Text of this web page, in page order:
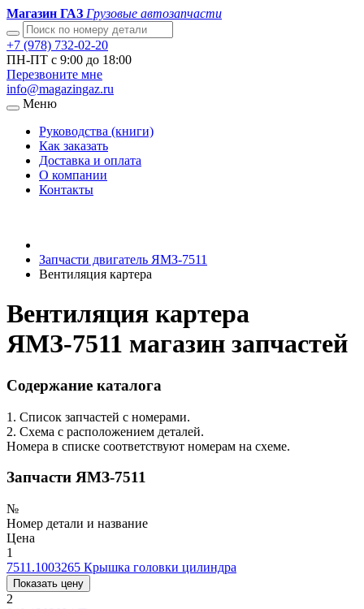
Магазин ГАЗ Грузовые автозапчасти
+7 (978) 732-02-20
ПН-ПТ с 9:00 до 18:00
Перезвоните мне
info@magazingaz.ru
Меню
Руководства (книги)
Как заказать
Доставка и оплата
О компании
Контакты
Запчасти двигатель ЯМЗ-7511
Вентиляция картера
Вентиляция картера
ЯМЗ-7511 магазин запчастей
Содержание каталога
1. Список запчастей с номерами.
2. Схема с расположением деталей.
Номера в списке соответствуют номерам на схеме.
Запчасти ЯМЗ-7511
№
Номер детали и название
Цена
1
7511.1003265 Крышка головки цилиндра
Показать цену
2